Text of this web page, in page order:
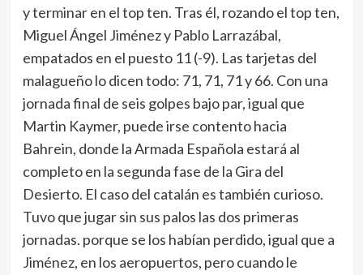
y terminar en el top ten. Tras él, rozando el top ten,
Miguel Ángel Jiménez y Pablo Larrazábal,
empatados en el puesto 11 (-9). Las tarjetas del
malagueño lo dicen todo: 71, 71, 71 y 66. Con una
jornada final de seis golpes bajo par, igual que
Martin Kaymer, puede irse contento hacia
Bahrein, donde la Armada Española estará al
completo en la segunda fase de la Gira del
Desierto. El caso del catalán es también curioso.
Tuvo que jugar sin sus palos las dos primeras
jornadas. porque se los habían perdido, igual que a
Jiménez, en los aeropuertos, pero cuando le